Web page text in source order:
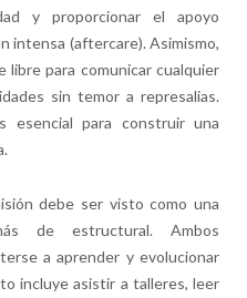
y proporcionar el apoyo
intensa (aftercare). Asimismo,
libre para comunicar cualquier
sin temor a represalias.
esencial para construir una
debe ser visto como una
de estructural. Ambos
a aprender y evolucionar
incluye asistir a talleres, leer